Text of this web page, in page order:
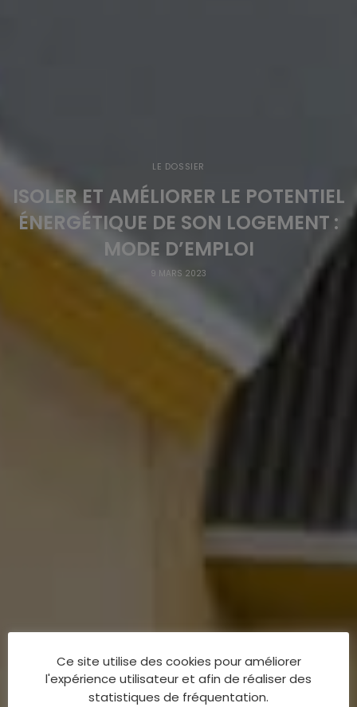
LE DOSSIER
ISOLER ET AMÉLIORER LE POTENTIEL
ÉNERGÉTIQUE DE SON LOGEMENT :
MODE D’EMPLOI
9 MARS 2023
Ce site utilise des cookies pour améliorer
l'expérience utilisateur et afin de réaliser des
statistiques de fréquentation.